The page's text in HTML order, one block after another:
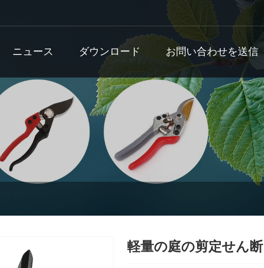
ニュース ダウンロード お問い合わせを送信
軽量の庭の剪定せん断